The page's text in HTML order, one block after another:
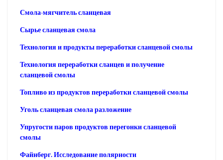
Смола-мягчитель сланцевая
Сырье сланцевая смола
Технология и продукты переработки сланцевой смолы
Технология переработки сланцев и получение
сланцевой смолы
Топливо из продуктов переработки сланцевой смолы
Уголь сланцевая смола разложение
Упругости паров продуктов перегонки сланцевой
смолы
Файнберг. Исследование полярности